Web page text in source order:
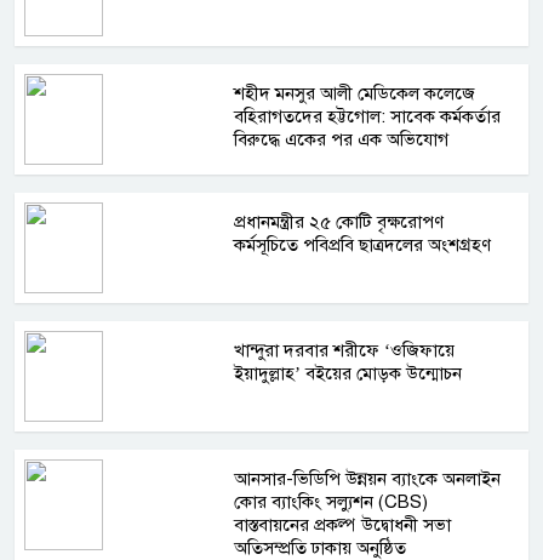
শহীদ মনসুর আলী মেডিকেল কলেজে
বহিরাগতদের হট্টগোল: সাবেক কর্মকর্তার
বিরুদ্ধে একের পর এক অভিযোগ
প্রধানমন্ত্রীর ২৫ কোটি বৃক্ষরোপণ
কর্মসূচিতে পবিপ্রবি ছাত্রদলের অংশগ্রহণ
খান্দুরা দরবার শরীফে ‘ওজিফায়ে
ইয়াদুল্লাহ’ বইয়ের মোড়ক উন্মোচন
আনসার-ভিডিপি উন্নয়ন ব্যাংকে অনলাইন
কোর ব্যাংকিং সল্যুশন (CBS)
বাস্তবায়নের প্রকল্প উদ্বোধনী সভা
অতিসম্প্রতি ঢাকায় অনুষ্ঠিত